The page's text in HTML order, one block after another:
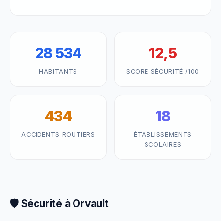
28 534
HABITANTS
12,5
SCORE SÉCURITÉ /100
434
ACCIDENTS ROUTIERS
18
ÉTABLISSEMENTS
SCOLAIRES
🛡️ Sécurité à Orvault